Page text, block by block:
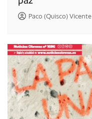
Paco (Quisco) Vicente